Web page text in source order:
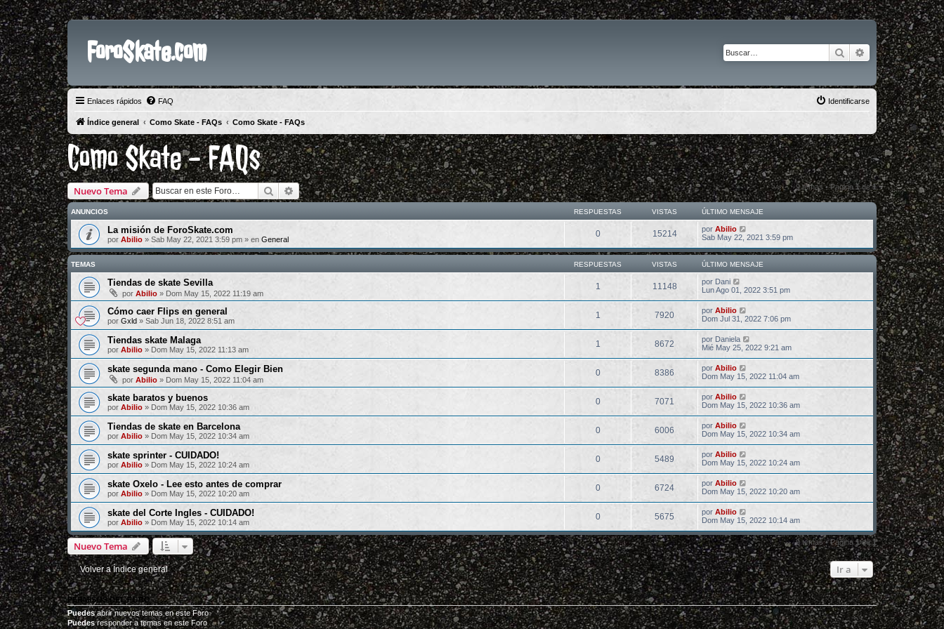
ForoSkate.com Buscar Búsqueda
Enlaces rápidos FAQ Identificarse
Índice general Como Skate - FAQs Como Skate - FAQs
Como Skate - FAQs
Nuevo Tema BuscarBúsqueda avanzada 9 temas • Página1de1
ANUNCIOS RESPUESTAS VISTAS ÚLTIMO MENSAJE
La misión de ForoSkate.com
por Abilio » Sab May 22, 2021 3:59 pm » en General
0 15214 por Abilio
Sab May 22, 2021 3:59 pm
TEMAS RESPUESTAS VISTAS ÚLTIMO MENSAJE
Tiendas de skate Sevilla
por Abilio » Dom May 15, 2022 11:19 am
1 11148 por Dani
Lun Ago 01, 2022 3:51 pm
Cómo caer Flips en general
por Gxld » Sab Jun 18, 2022 8:51 am
1 7920 por Abilio
Dom Jul 31, 2022 7:06 pm
Tiendas skate Malaga
por Abilio » Dom May 15, 2022 11:13 am
1 8672 por Daniela
Mié May 25, 2022 9:21 am
skate segunda mano - Como Elegir Bien
por Abilio » Dom May 15, 2022 11:04 am
0 8386 por Abilio
Dom May 15, 2022 11:04 am
skate baratos y buenos
por Abilio » Dom May 15, 2022 10:36 am
0 7071 por Abilio
Dom May 15, 2022 10:36 am
Tiendas de skate en Barcelona
por Abilio » Dom May 15, 2022 10:34 am
0 6006 por Abilio
Dom May 15, 2022 10:34 am
skate sprinter - CUIDADO!
por Abilio » Dom May 15, 2022 10:24 am
0 5489 por Abilio
Dom May 15, 2022 10:24 am
skate Oxelo - Lee esto antes de comprar
por Abilio » Dom May 15, 2022 10:20 am
0 6724 por Abilio
Dom May 15, 2022 10:20 am
skate del Corte Ingles - CUIDADO!
por Abilio » Dom May 15, 2022 10:14 am
0 5675 por Abilio
Dom May 15, 2022 10:14 am
Nuevo Tema 9 temas • Página1de1
Volver a Índice general Ir a
PERMISOS DEL FORO
Puedesabrir nuevos temas en este Foro
Puedesresponder a temas en este Foro